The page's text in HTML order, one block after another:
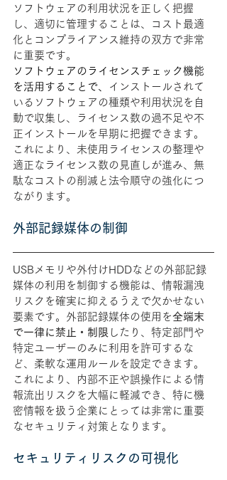
ソフトウェアの利用状況を正しく把握
し、適切に管理することは、コスト最適
化とコンプライアンス維持の双方で非常
に重要です。
ソフトウェアのライセンスチェック機能
を活用することで、
インストールされて
いるソフトウェアの種類や利用状況を自
動で収集し、ライセンス数の過不足や不
正インストールを早期に把握できます。
これにより、未使用ライセンスの整理や
適正なライセンス数の見直しが進み、無
駄なコストの削減と法令順守の強化につ
ながります。
外部記録媒体の制御
USBメモリや外付けHDDなどの外部記録
媒体の利用を制御する機能は、情報漏洩
リスクを確実に抑えるうえで欠かせない
要素です。外部記録媒体の使用を全端末
で一律に禁止・制限 したり、特定部門や
特定ユーザーのみに利用を許可するな
ど、柔軟な運用ルールを設定できます。
これにより、内部不正や誤操作による情
報流出リスクを大幅に軽減でき、特に機
密情報を扱う企業にとっては非常に重要
なセキュリティ対策となります。
セキュリティリスクの可視化